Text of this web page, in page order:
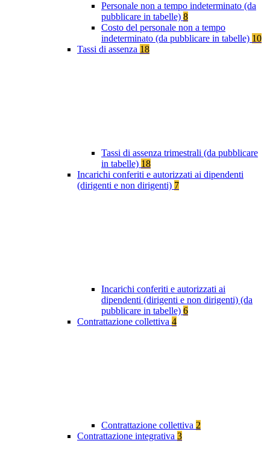
Personale non a tempo indeterminato (da
pubblicare in tabelle) 8
Costo del personale non a tempo
indeterminato (da pubblicare in tabelle) 10
Tassi di assenza 18
Tassi di assenza trimestrali (da pubblicare
in tabelle) 18
Incarichi conferiti e autorizzati ai dipendenti
(dirigenti e non dirigenti) 7
Incarichi conferiti e autorizzati ai
dipendenti (dirigenti e non dirigenti) (da
pubblicare in tabelle) 6
Contrattazione collettiva 4
Contrattazione collettiva 2
Contrattazione integrativa 3